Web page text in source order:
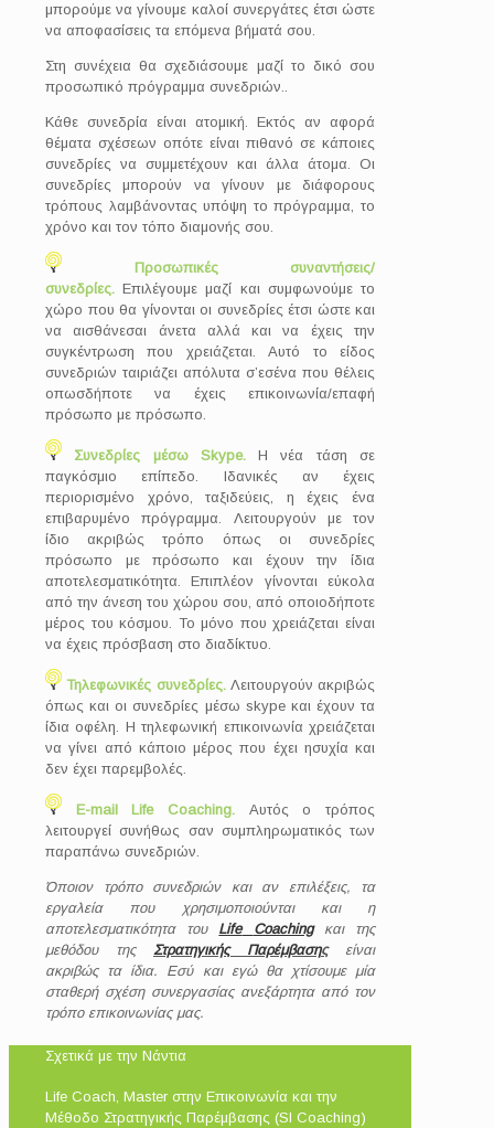
μπορούμε να γίνουμε καλοί συνεργάτες έτσι ώστε
να αποφασίσεις τα επόμενα βήματά σου.
Στη συνέχεια θα σχεδιάσουμε μαζί το δικό σου
προσωπικό πρόγραμμα συνεδριών..
Κάθε συνεδρία είναι ατομική. Εκτός αν αφορά
θέματα σχέσεων οπότε είναι πιθανό σε κάποιες
συνεδρίες να συμμετέχουν και άλλα άτομα. Οι
συνεδρίες μπορούν να γίνουν με διάφορους
τρόπους λαμβάνοντας υπόψη το πρόγραμμα, το
χρόνο και τον τόπο διαμονής σου.
Προσωπικές συναντήσεις/
συνεδρίες. Επιλέγουμε μαζί και συμφωνούμε το
χώρο που θα γίνονται οι συνεδρίες έτσι ώστε και
να αισθάνεσαι άνετα αλλά και να έχεις την
συγκέντρωση που χρειάζεται. Αυτό το είδος
συνεδριών ταιριάζει απόλυτα σ’εσένα που θέλεις
οπωσδήποτε να έχεις επικοινωνία/επαφή
πρόσωπο με πρόσωπο.
Συνεδρίες μέσω Skype.
Η νέα τάση σε
παγκόσμιο επίπεδο. Ιδανικές αν έχεις
περιορισμένο χρόνο, ταξιδεύεις, η έχεις ένα
επιβαρυμένο πρόγραμμα. Λειτουργούν με τον
ίδιο ακριβώς τρόπο όπως οι συνεδρίες
πρόσωπο με πρόσωπο και έχουν την ίδια
αποτελεσματικότητα. Επιπλέον γίνονται εύκολα
από την άνεση του χώρου σου, από οποιοδήποτε
μέρος του κόσμου. Το μόνο που χρειάζεται είναι
να έχεις πρόσβαση στο διαδίκτυο.
Τηλεφωνικές συνεδρίες. Λειτουργούν ακριβώς
όπως και οι συνεδρίες μέσω skype και έχουν τα
ίδια οφέλη. Η τηλεφωνική επικοινωνία χρειάζεται
να γίνει από κάποιο μέρος που έχει ησυχία και
δεν έχει παρεμβολές.
E-mail Life Coaching.
Αυτός ο τρόπος
λειτουργεί συνήθως σαν συμπληρωματικός των
παραπάνω συνεδριών.
Όποιον τρόπο συνεδριών και αν επιλέξεις, τα
εργαλεία που χρησιμοποιούνται και η
αποτελεσματικότητα του Life Coachingκαι της
μεθόδου της Στρατηγικής Παρέμβασηςείναι
ακριβώς τα ίδια. Εσύ και εγώ θα χτίσουμε μία
σταθερή σχέση συνεργασίας ανεξάρτητα από τον
τρόπο επικοινωνίας μας.
Σχετικά με την Νάντια
Life Coach, Master στην Επικοινωνία και την
Μέθοδο Στρατηγικής Παρέμβασης (SI Coaching)